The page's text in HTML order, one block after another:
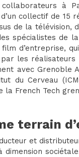
à
collectif de 15
de la télévision,
spécialistes de
d’entreprise,
les réalisateurs
avec Grenoble
du Cerveau
French Tech
terrain
et